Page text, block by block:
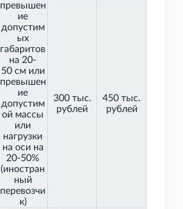
превышен
ие
допустим
ых
габаритов
на 20-
50 см или
превышен
ие
допустим
ой массы
или
нагрузки
на оси на
20-50%
(иностран
ный
перевозчи
к)
300 тыс.
рублей
450 тыс.
рублей